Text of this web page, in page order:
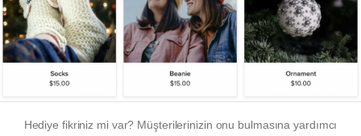
Hediye fikriniz mi var? Müşterilerinizin onu bulmasına yardımcı